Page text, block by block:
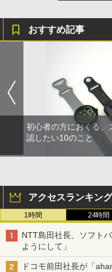
おすすめ記事
初心者の方におくる、
認したい10のこと
アクセスランキング
1時間 24時間
NTT島田社長、ソフト
ようにして」
ドコモ前田社長が「